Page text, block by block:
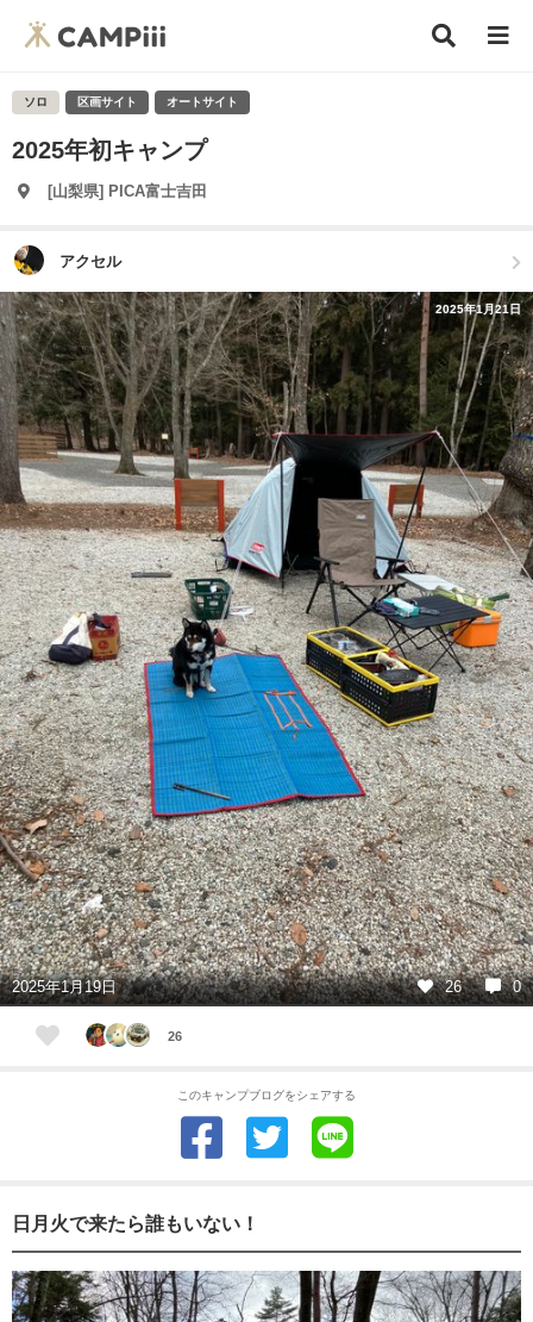
ソロ 区画サイト オートサイト
2025年初キャンプ
[山梨県] PICA富士吉田
アクセル
2025年1月21日
2025年1月19日 26 0
26
このキャンプブログをシェアする
日月火で来たら誰もいない！